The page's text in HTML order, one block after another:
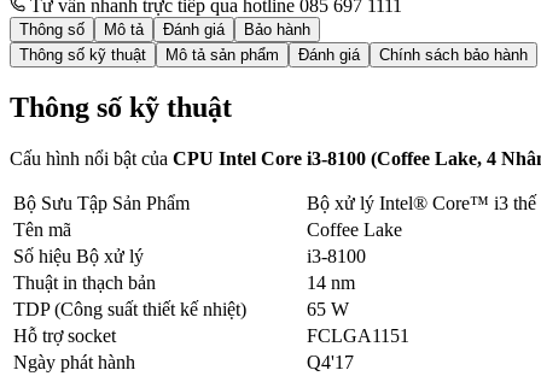
Tư vấn nhanh trực tiếp qua hotline 085 697 1111
Thông số Mô tả Đánh giá
Bảo hành
Thông số kỹ thuật
Mô tả sản phẩm Đánh giá Chính sách bảo hành
Thông số kỹ thuật
Cấu hình nổi bật của CPU Intel Core i3-8100 (Coffee Lake, 4
Bộ Sưu Tập Sản Phẩm
Bộ xử lý Intel® Core™ i3 thế
Tên mã
Coffee Lake
Số hiệu Bộ xử lý
i3-8100
Thuật in thạch bản
14 nm
TDP (Công suất thiết kế nhiệt)
65 W
Hỗ trợ socket
FCLGA1151
Ngày phát hành
Q4'17